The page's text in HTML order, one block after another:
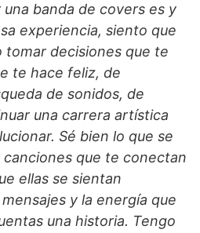
banda de covers es y
experiencia, siento que
tomar decisiones que te
te hace feliz, de
de sonidos, de
una carrera artística
Sé bien lo que se
que te conectan
ellas se sientan
y la energía que
una historia. Tengo